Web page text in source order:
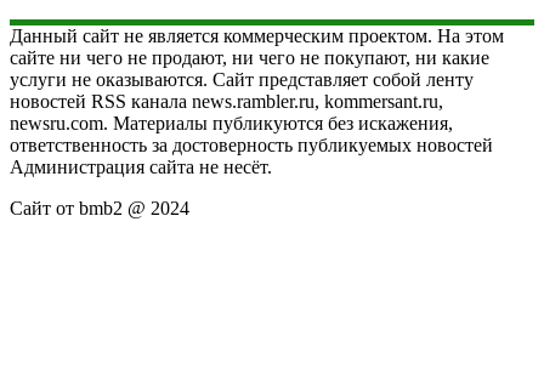
Данный сайт не является коммерческим проектом. На этом
сайте ни чего не продают, ни чего не покупают, ни какие
услуги не оказываются. Сайт представляет собой ленту
новостей RSS канала news.rambler.ru, kommersant.ru,
newsru.com. Материалы публикуются без искажения,
ответственность за достоверность публикуемых новостей
Администрация сайта не несёт.
Сайт от bmb2 @ 2024